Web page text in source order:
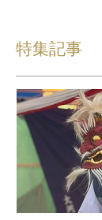
特集記事